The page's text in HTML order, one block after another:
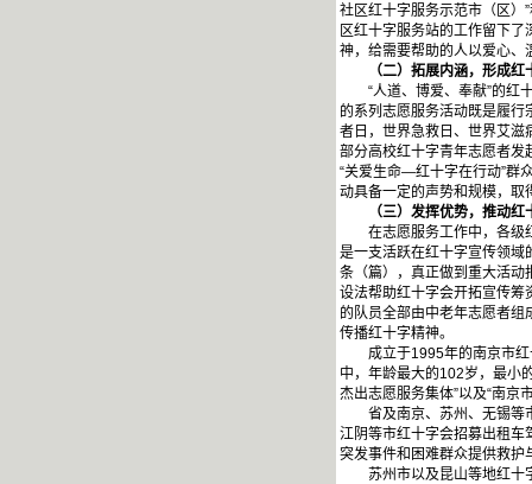
社区红十字服务示范市（区）
区红十字服务站的工作留下
神，给需要帮助的人以爱心、
（二）拓展内涵，形成红
“人道、博爱、奉献”的红十
的系列志愿服务活动既是履
者日，世界急救日、世界艾滋
部分高校红十字青年志愿者发
“关爱生命—红十字在行动”群
动具备一定的声势和规模，取
（三）发挥优势，推动红
在志愿服务工作中，各级红
是一支活跃在红十字宣传领域
条（篇），真正做到重大活动
设法帮助红十字会开拓宣传筹
的队员全部由中老年志愿者
传播红十字精神。
成立于1995年的南京市红
中，年龄最大的102岁，最小
杰出志愿服务集体”以及“南京
省及南京、苏州、无锡等市
江阴等市红十字会招募出租车
突发事件和困难群众提供救护
苏州市以及昆山等地红十字